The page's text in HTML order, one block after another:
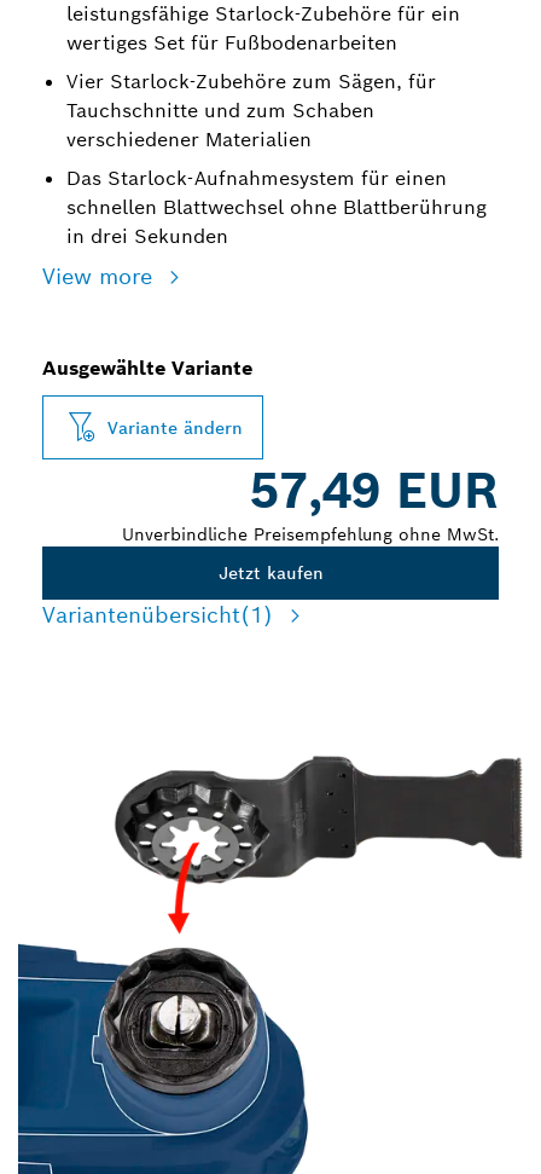
leistungsfähige Starlock-Zubehöre für ein
wertiges Set für Fußbodenarbeiten
Vier Starlock-Zubehöre zum Sägen, für
Tauchschnitte und zum Schaben
verschiedener Materialien
Das Starlock-Aufnahmesystem für einen
schnellen Blattwechsel ‌ohne Blattberührung‌
in drei Sekunden
View more
Ausgewählte Variante
Variante ändern
57,49 EUR
Unverbindliche Preisempfehlung ohne MwSt.
Jetzt kaufen
Variantenübersicht(1)